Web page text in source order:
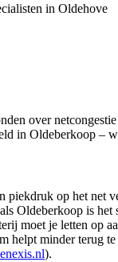
in Oldehove
over
in Oldeberkoop –
piekdruk op het net
Oldeberkoop is
moet je letten op
helpt minder terug
enexis.nl).